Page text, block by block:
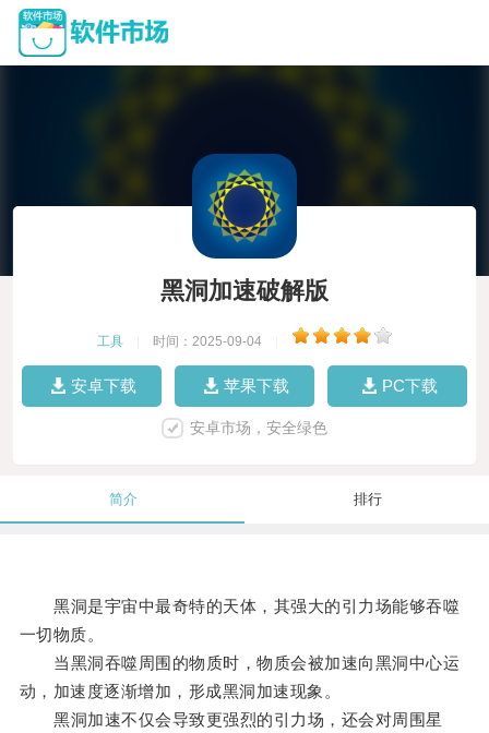
黑洞加速破解版
工具 时间：2025-09-04
安卓下载 苹果下载 PC下载
安卓市场，安全绿色
简介 排行
黑洞是宇宙中最奇特的天体，其强大的引力场能够吞噬
一切物质。
当黑洞吞噬周围的物质时，物质会被加速向黑洞中心运
动，加速度逐渐增加，形成黑洞加速现象。
黑洞加速不仅会导致更强烈的引力场，还会对周围星